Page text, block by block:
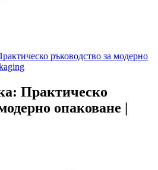
ръководство за модерно
Практическо
опаковане |